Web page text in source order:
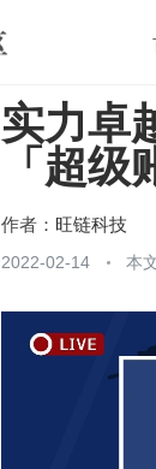
开源 架构
团队管理
实力卓
「超
作者： 旺链科技
2022-02-14 本